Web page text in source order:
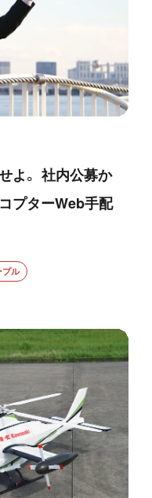
よ。 社内公募か
プターWeb手配
プル